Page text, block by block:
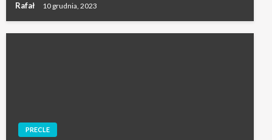
Rafał 10 grudnia, 2023
PRECLE